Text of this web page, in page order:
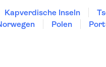
Kapverdische Inseln
Polen